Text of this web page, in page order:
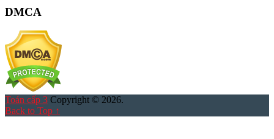
DMCA
Toán cấp 3 Copyright © 2026.
Back to Top ↑